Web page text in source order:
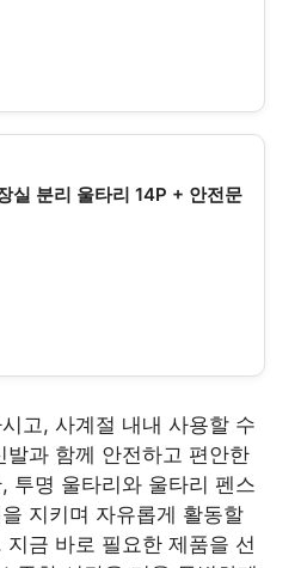
실 분리 울타리 14P + 안전문
고, 사계절 내내 사용할 수
발과 함께 안전하고 편안한
투명 울타리와 울타리 펜스
지키며 자유롭게 활동할
금 바로 필요한 제품을 선